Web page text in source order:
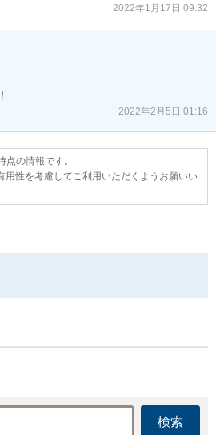
2022年1月17日 09:32
2022年2月5日 01:16
の情報です。
用性を考慮してご利用いただくようお願いい
検索